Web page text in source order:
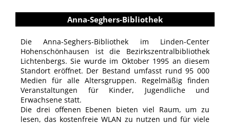
Anna-Seghers-Bibliothek
Die Anna-Seghers-Bibliothek im Linden-Center
Hohenschönhausen ist die Bezirkszentralbibliothek
Lichtenbergs. Sie wurde im Oktober 1995 an diesem
Standort eröffnet. Der Bestand umfasst rund 95 000
Medien für alle Altersgruppen. Regelmäßig finden
Veranstaltungen für Kinder, Jugendliche und
Erwachsene statt.
Die drei offenen Ebenen bieten viel Raum, um zu
lesen, das kostenfreie WLAN zu nutzen und für viele